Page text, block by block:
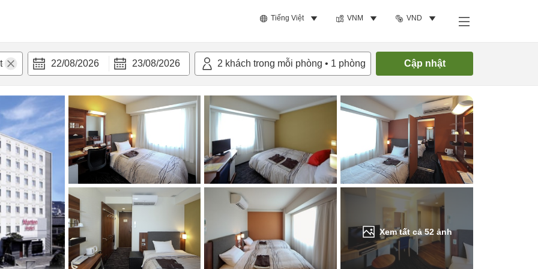
Tiếng Việt VNM VND
22/08/2026 23/08/2026 2 khách trong mỗi phòng • 1 phòng Cập nhật
Xem tất cả52 ảnh
bật Tiện nghi Tìm phòng trống